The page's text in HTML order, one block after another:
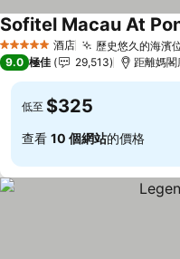
5 星級 酒店 歷史悠久的海濱
Sofitel Macau At
9.0 極佳 29,513 距離媽閣
低至 $325
查看 10 個網站的價格